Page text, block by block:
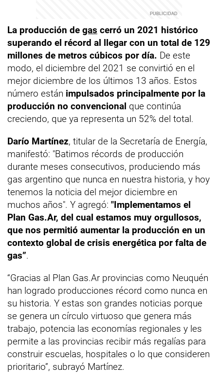
La producción de gas cerró un 2021 histórico
superando el récord al llegar con un total de 129
millones de metros cúbicos por día. De este
modo, el diciembre del 2021 se convirtió en el
mejor diciembre de los últimos 13 años. Estos
número están impulsados principalmente por la
producción no convencional que continúa
creciendo, que ya representa un 52% del total.
Darío Martínez, titular de la Secretaría de Energía,
manifestó: "Batimos récords de producción
durante meses consecutivos, produciendo más
gas argentino que nunca en nuestra historia, y hoy
tenemos la noticia del mejor diciembre en
muchos años". Y agregó: "Implementamos el
Plan Gas.Ar, del cual estamos muy orgullosos,
que nos permitió aumentar la producción en un
contexto global de crisis energética por falta de
gas”.
“Gracias al Plan Gas.Ar provincias como Neuquén
han logrado producciones récord como nunca en
su historia. Y estas son grandes noticias porque
se genera un círculo virtuoso que genera más
trabajo, potencia las economías regionales y les
permite a las provincias recibir más regalías para
construir escuelas, hospitales o lo que consideren
prioritario”, subrayó Martínez.